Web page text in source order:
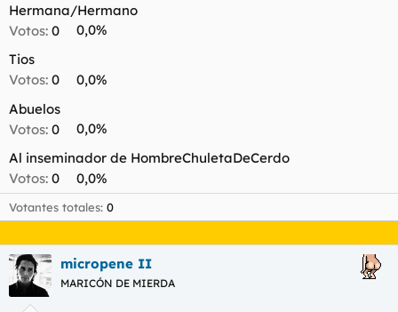
r
d
l
t
m
a
n
Hermana/Hermano
Votos: 0
0,0%
Tios
Votos: 0
0,0%
Abuelos
Votos: 0
0,0%
Al inseminador de HombreChuletaDeCerdo
Votos: 0 0,0%
Votantes totales 0
micropene II
MARICÓN DE MIERDA